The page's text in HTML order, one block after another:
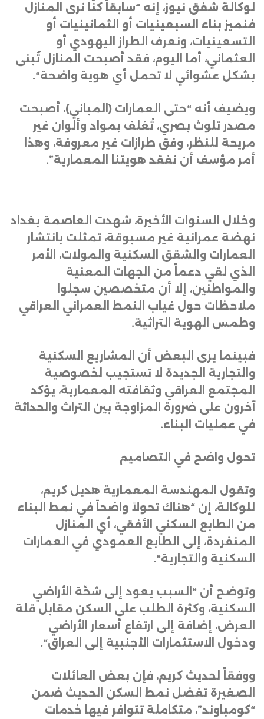
لوكالة شفق نيوز، إنه “سابقاً كنّا نرى المنازل
فنميز بناء السبعينيات أو الثمانينيات أو
التسعينيات، ونعرف الطراز اليهودي أو
العثماني، أما اليوم، فقد أصبحت المنازل تُبنى
بشكل عشوائي لا تحمل أي هوية واضحة“.
ويضيف أنه “حتى العمارات (المباني)، أصبحت
مصدر تلوث بصري، تُغلف بمواد وألوان غير
مريحة للنظر، وفق طرازات غير معروفة، وهذا
أمر مؤسف أن نفقد هويتنا المعمارية”.
وخلال السنوات الأخيرة، شهدت العاصمة بغداد
نهضة عمرانية غير مسبوقة، تمثلت بانتشار
العمارات والشقق السكنية والمولات، الأمر
الذي لقي دعماً من الجهات المعنية
والمواطنين، إلا أن متخصصين سجلوا
ملاحظات حول غياب النمط العمراني العراقي
وطمس الهوية التراثية.
فبينما يرى البعض أن المشاريع السكنية
والتجارية الجديدة لا تستجيب لخصوصية
المجتمع العراقي وثقافته المعمارية، يؤكد
آخرون على ضرورة المزاوجة بين التراث والحداثة
في عمليات البناء.
تحول واضح في التصاميم
وتقول المهندسة المعمارية هديل كريم،
للوكالة، إن “هناك تحولاً واضحاً في نمط البناء
من الطابع السكني الأفقي، أي المنازل
المنفردة، إلى الطابع العمودي في العمارات
السكنية والتجارية“.
وتوضح أن “السبب يعود إلى شحّة الأراضي
السكنية، وكثرة الطلب على السكن مقابل قلة
العرض، إضافة إلى ارتفاع أسعار الأراضي
ودخول الاستثمارات الأجنبية إلى العراق“.
ووفقاً لحديث كريم، فإن بعض العائلات
الصغيرة تفضل نمط السكن الحديث ضمن
“كومباوند”، متكاملة تتوافر فيها خدمات